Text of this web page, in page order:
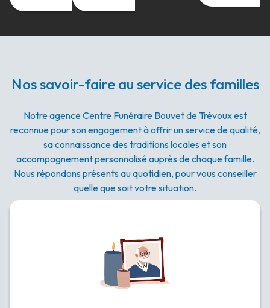
Nos savoir-faire au service des familles
Notre agence Centre Funéraire Bouvet de Trévoux est
reconnue pour son engagement à offrir un service de qualité,
sa connaissance des traditions locales et son
accompagnement personnalisé auprès de chaque famille.
Nous répondons présents au quotidien, pour vous conseiller
quelle que soit votre situation.